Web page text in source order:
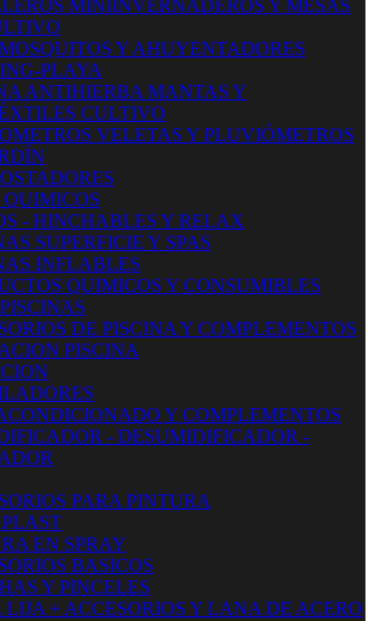
MINIINVERNADEROS Y MESAS
Y AHUYENTADORES
PLAYA
ANTIHIERBA MANTAS Y
CULTIVO
VELETAS Y PLUVIÓMETROS
QUIMICOS
- HINCHABLES Y RELAX
SUPERFICIE Y SPAS
INFLABLES
QUIMICOS Y CONSUMIBLES
DE PISCINA Y COMPLEMENTOS
PISCINA
Y COMPLEMENTOS
- DESUMIDIFICADOR -
PARA PINTURA
EN SPRAY
BASICOS
Y PINCELES
LIJA + ACCESORIOS Y LANA DE ACERO